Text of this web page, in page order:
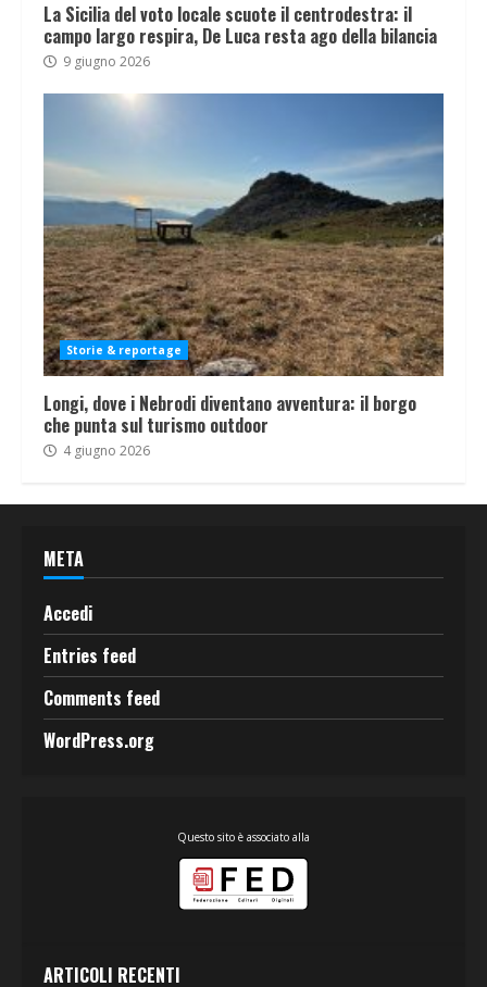
La Sicilia del voto locale scuote il centrodestra: il
campo largo respira, De Luca resta ago della bilancia
9 giugno 2026
Storie & reportage
Longi, dove i Nebrodi diventano avventura: il borgo
che punta sul turismo outdoor
4 giugno 2026
META
Accedi
Entries feed
Comments feed
WordPress.org
Questo sito è associato alla
ARTICOLI RECENTI